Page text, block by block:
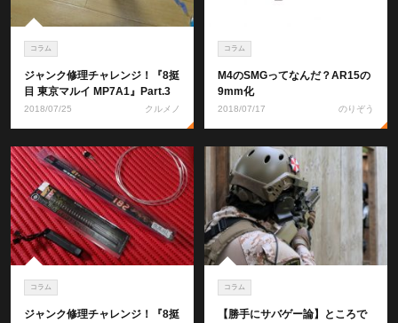
コラム
ジャンク修理チャレンジ！『8挺
目 東京マルイ MP7A1』Part.3
2018/07/25 クルメノ
コラム
M4のSMGってなんだ？AR15の
9mm化
2018/07/17 のりぞう
コラム
ジャンク修理チャレンジ！『8挺
コラム
【勝手にサバゲー論】ところで